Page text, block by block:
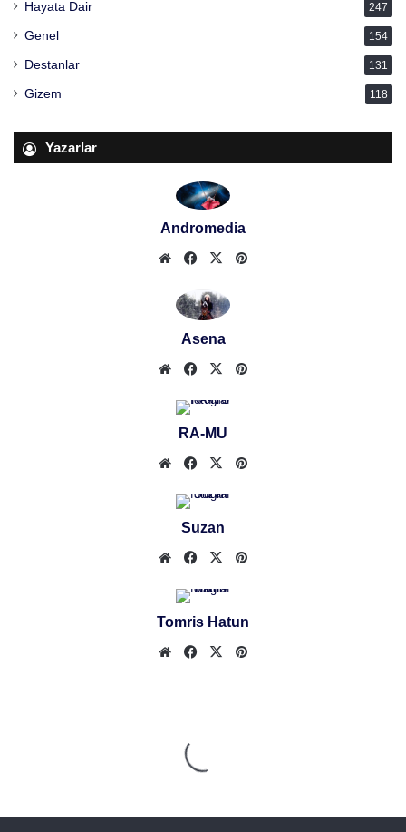
Hayata Dair 247
Genel 154
Destanlar 131
Gizem 118
Yazarlar
Andromedia
Web
Facebook
X
Asena
Web
Facebook
X
RA-MU
Web
Facebook
X
Suzan
Web
Facebook
X
Tomris Hatun
Web
Facebook
X